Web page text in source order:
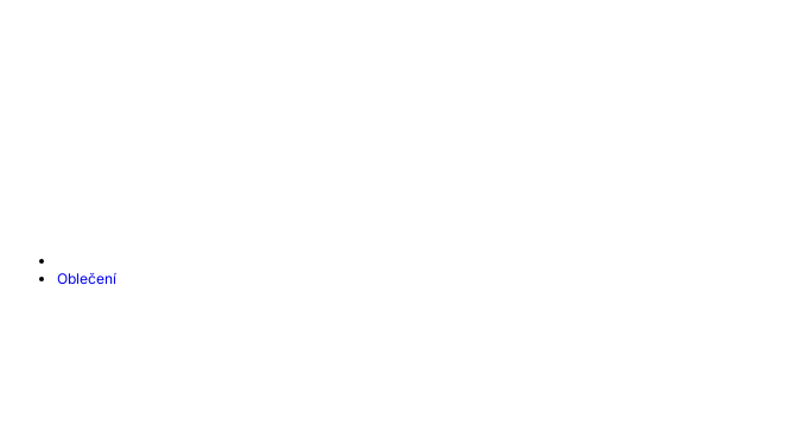
Oblečení